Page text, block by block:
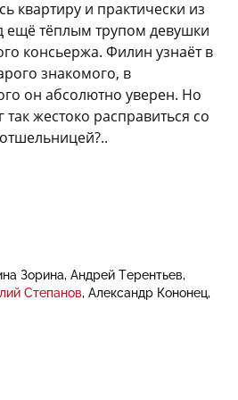
квартиру и практически из
ещё тёплым трупом девушки
консьержа. Филин узнаёт в
знакомого, в
он абсолютно уверен. Но
так жестоко расправиться со
Зорина Андрей Терентьев
Степанов Александр Кононец